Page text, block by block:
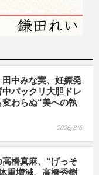
中みな実、妊娠発
パックリ大胆ドレ
わらぬ“美への執
2026/8/6
高橋真麻、“げっそ
重増減、高橋秀樹